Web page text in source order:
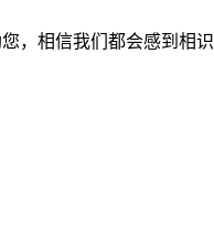
，相信我们都会感到相